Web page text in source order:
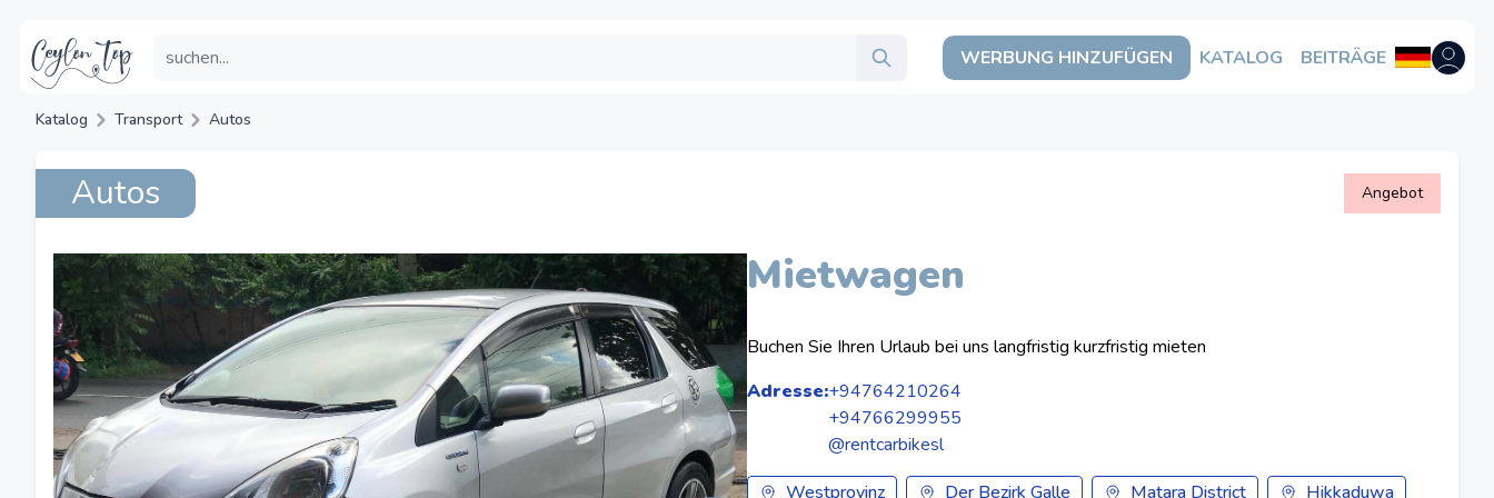
WERBUNG HINZUFÜGEN KATALOG BEITRÄGE
Katalog Transport Autos
Autos Angebot
Mietwagen
Buchen Sie Ihren Urlaub bei uns langfristig kurzfristig mieten
Adresse:+94764210264
+94766299955
@rentcarbikesl
Westprovinz
Der Bezirk Galle Matara District
Hikkaduwa